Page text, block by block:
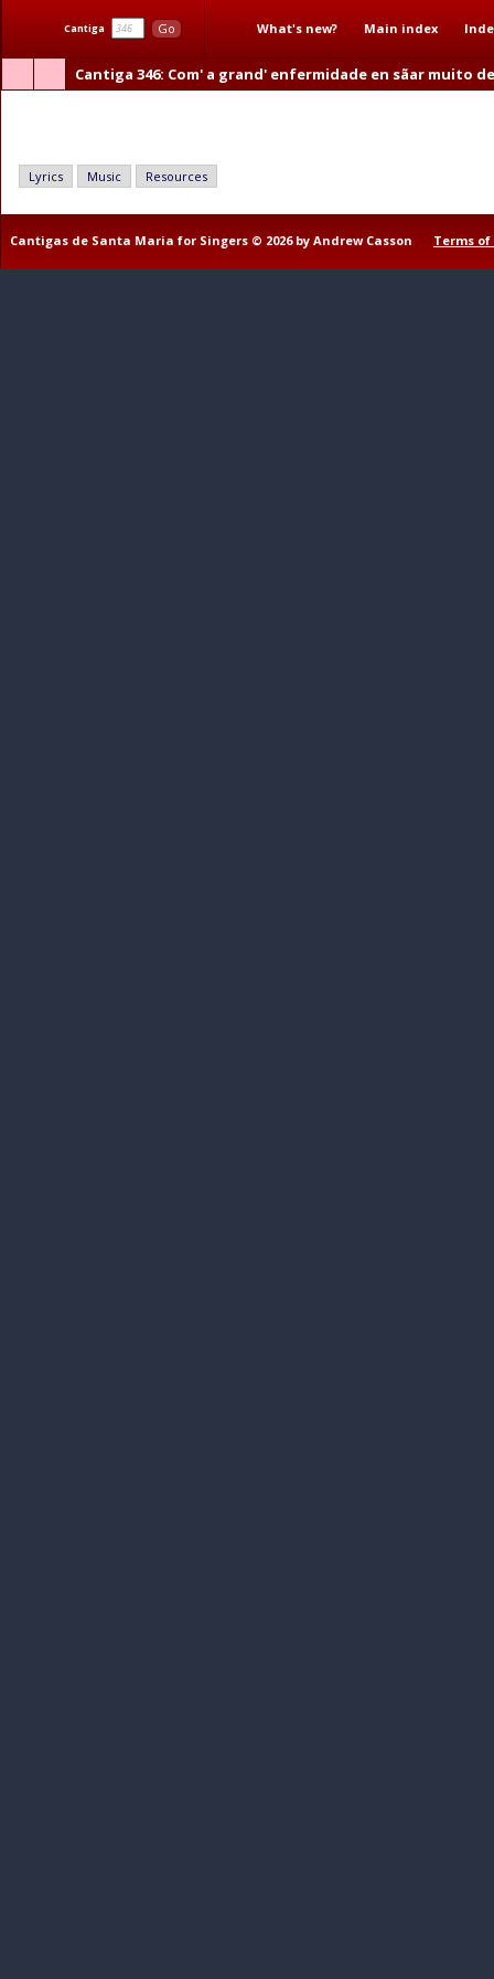
Cantiga Go What's new? Main index
Cantiga 346: Com' a grand' enfermidade en sãar muito
Lyrics Music Resources
Cantigas de Santa Maria for Singers © 2026 by Andrew Casson Terms of